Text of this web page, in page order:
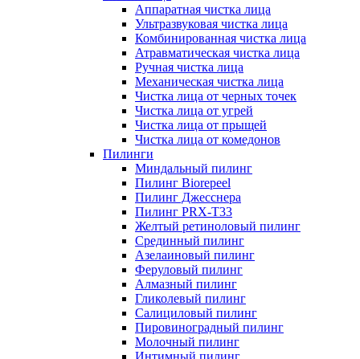
Аппаратная чистка лица
Ультразвуковая чистка лица
Комбинированная чистка лица
Атравматическая чистка лица
Ручная чистка лица
Механическая чистка лица
Чистка лица от черных точек
Чистка лица от угрей
Чистка лица от прыщей
Чистка лица от комедонов
Пилинги
Миндальный пилинг
Пилинг Biorepeel
Пилинг Джесснера
Пилинг PRX-T33
Желтый ретиноловый пилинг
Срединный пилинг
Азелаиновый пилинг
Феруловый пилинг
Алмазный пилинг
Гликолевый пилинг
Салициловый пилинг
Пировиноградный пилинг
Молочный пилинг
Интимный пилинг